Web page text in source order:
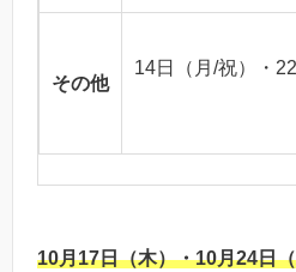
その他
14日（月/祝）・
10月17日（木）・10月24日